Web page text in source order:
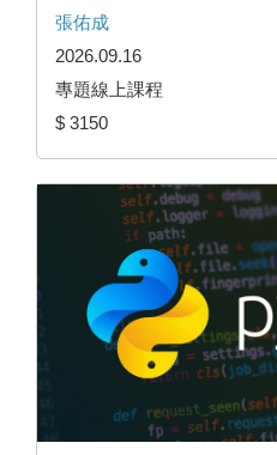
張佑成
2026.09.16
專題線上課程
$ 3150